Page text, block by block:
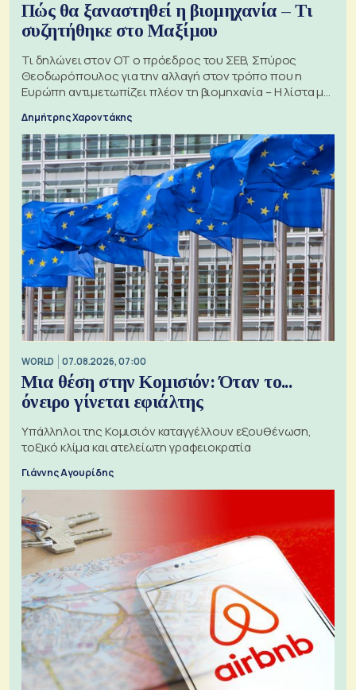
Πώς θα ξαναστηθεί η βιομηχανία – Τι
συζητήθηκε στο Μαξίμου
Τι δηλώνει στον ΟΤ ο πρόεδρος του ΣΕΒ, Σπύρος
Θεοδωρόπουλος για την αλλαγή στον τρόπο που η
Ευρώπη αντιμετωπίζει πλέον τη βιομηχανία – Η λίστα με
Δημήτρης Χαροντάκης
WORLD 07.08.2026, 07:00
Μια θέση στην Κομισιόν: Όταν το...
όνειρο γίνεται εφιάλτης
Υπάλληλοι της Κομισιόν καταγγέλλουν εξουθένωση,
τοξικό κλίμα και ατελείωτη γραφειοκρατία
Γιάννης Αγουρίδης